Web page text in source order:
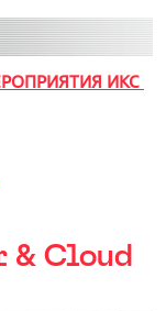
ИКС
& Cloud